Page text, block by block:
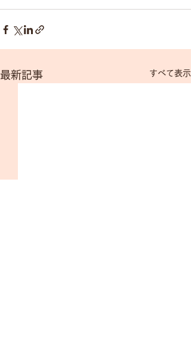
最新記事 すべて表示